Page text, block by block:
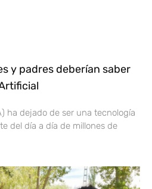
y padres deberían saber
ha dejado de ser una tecnología
del día a día de millones de